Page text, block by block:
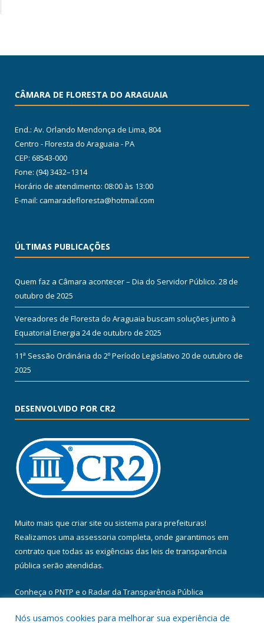
CÂMARA DE FLORESTA DO ARAGUAIA
End.: Av. Orlando Mendonça de Lima, 804
Centro - Floresta do Araguaia - PA
CEP: 68543-000
Fone: (94) 3432–1314
Horário de atendimento: 08:00 às 13:00
E-mail: camaradefloresta@hotmail.com
ÚLTIMAS PUBLICAÇÕES
Quem faz a Câmara acontecer – Dia do Servidor Público. 28 de
outubro de 2025
Vereadores de Floresta do Araguaia buscam soluções junto à
Equatorial Energia 24 de outubro de 2025
11ª Sessão Ordinária do 2º Período Legislativo 20 de outubro de
2025
DESENVOLVIDO POR CR2
Muito mais que criar site ou sistema para prefeituras!
Realizamos uma assessoria completa, onde garantimos em
contrato que todas as exigências das leis de transparência
pública serão atendidas.
Conheça o PNTP e o Radar da Transparência Pública
Nós usamos cookies para melhorar sua experiência de